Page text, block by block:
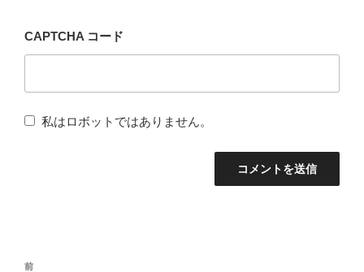
CAPTCHA コード
私はロボットではありません。
投
前
前